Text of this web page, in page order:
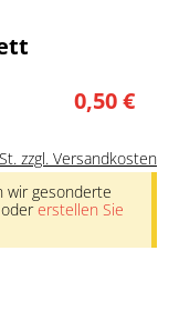
0,50 €
zzgl. Versandkosten
wir gesonderte
odererstellen Sie